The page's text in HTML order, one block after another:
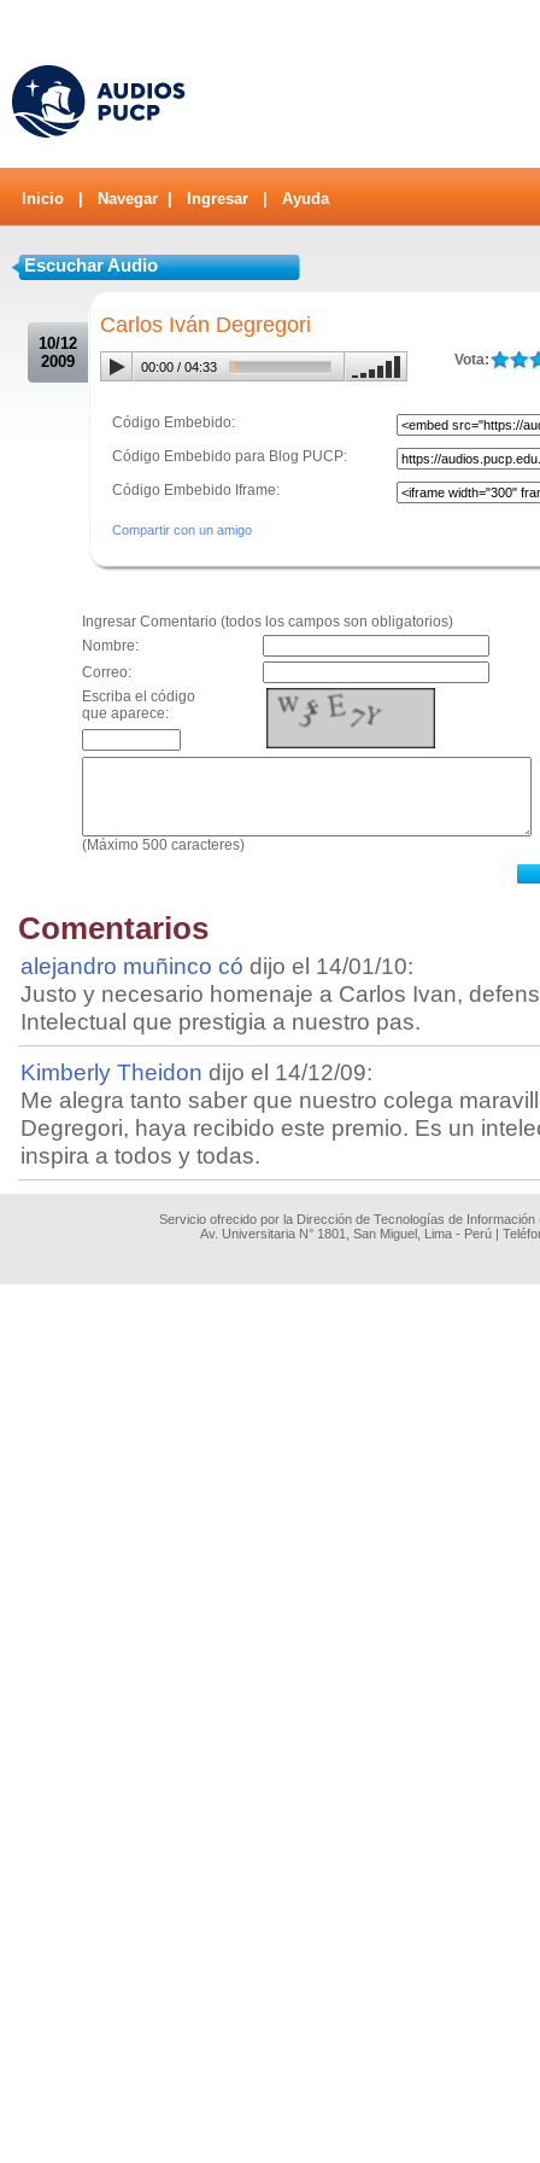
Inicio Navegar Ingresar Ayuda
Escuchar Audio
10/12
2009
Carlos Iván Degregori
Vota:
00:00 / 04:33
Código Embebido:
Código Embebido para Blog PUCP:
Código Embebido Iframe:
Compartir con un amigo
Ingresar Comentario (todos los campos son obligatorios)
Nombre:
Correo:
Escriba el código
que aparece:
(Máximo 500 caracteres)
Comentarios
alejandro muñinco có dijo el 14/01/10:
Justo y necesario homenaje a Carlos Ivan,
Intelectual que prestigia a nuestro pas.
Kimberly Theidon dijo el 14/12/09:
Me alegra tanto saber que nuestro colega
Degregori, haya recibido este premio. Es un
inspira a todos y todas.
Servicio ofrecido por la Dirección de Tecnologías de
Av. Universitaria N° 1801, San Miguel, Lima - Perú |